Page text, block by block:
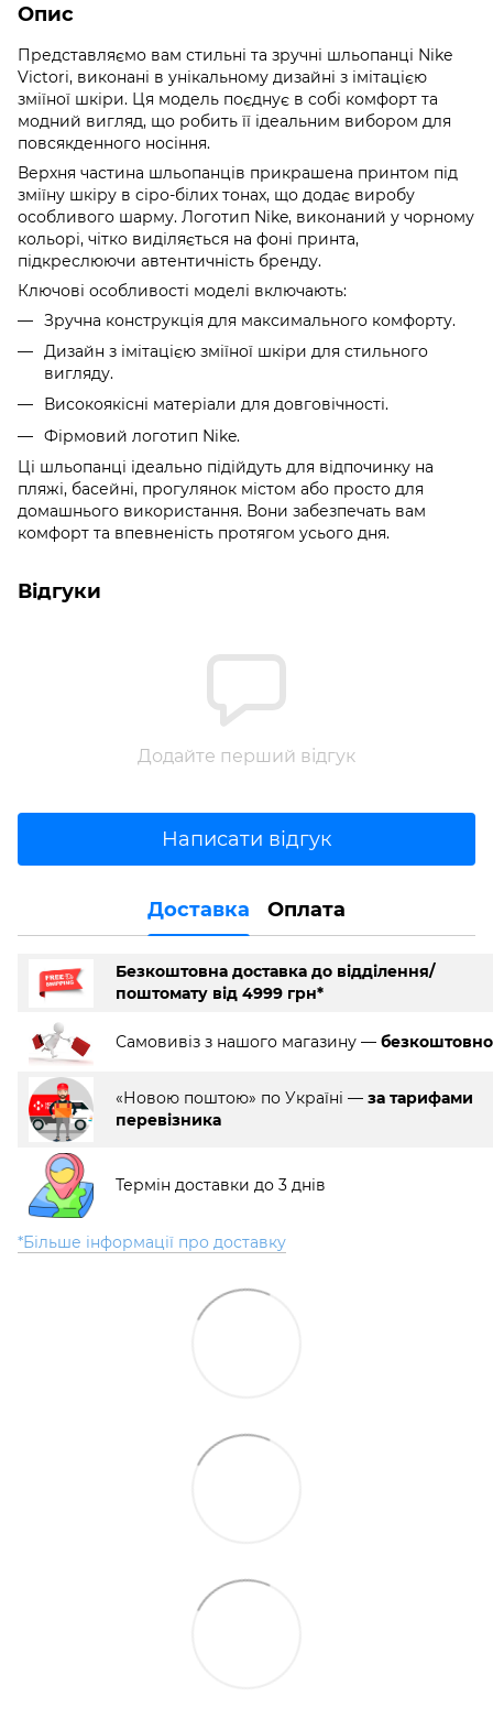
Опис
Представляємо вам стильні та зручні шльопанці Nike
Victori, виконані в унікальному дизайні з імітацією
зміїної шкіри. Ця модель поєднує в собі комфорт та
модний вигляд, що робить її ідеальним вибором для
повсякденного носіння.
Верхня частина шльопанців прикрашена принтом під
зміїну шкіру в сіро-білих тонах, що додає виробу
особливого шарму. Логотип Nike, виконаний у чорному
кольорі, чітко виділяється на фоні принта,
підкреслюючи автентичність бренду.
Ключові особливості моделі включають:
Зручна конструкція для максимального комфорту.
Дизайн з імітацією зміїної шкіри для стильного
вигляду.
Високоякісні матеріали для довговічності.
Фірмовий логотип Nike.
Ці шльопанці ідеально підійдуть для відпочинку на
пляжі, басейні, прогулянок містом або просто для
домашнього використання. Вони забезпечать вам
комфорт та впевненість протягом усього дня.
Відгуки
Додайте перший відгук
Написати відгук
Доставка Оплата
Безкоштовна доставка до відділення/
поштомату від 4999 грн*
Самовивіз з нашого магазину — безкоштовно
«Новою поштою» по Україні — за тарифами
перевізника
Термін доставки до 3 днів
*Більше інформації про доставку